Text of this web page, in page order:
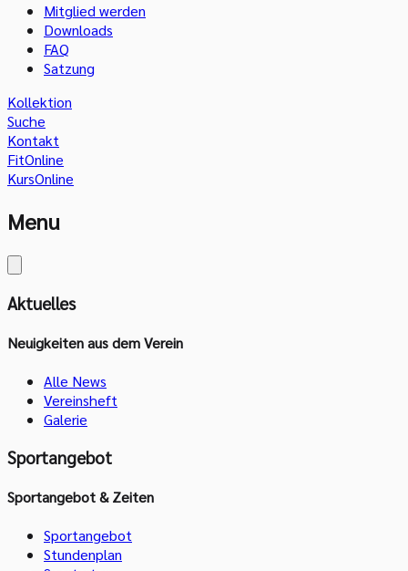
Mitglied werden
Downloads
FAQ
Satzung
Kollektion
Suche
Kontakt
FitOnline
KursOnline
Menu
Aktuelles
Neuigkeiten aus dem Verein
Alle News
Vereinsheft
Galerie
Sportangebot
Sportangebot & Zeiten
Sportangebot
Stundenplan